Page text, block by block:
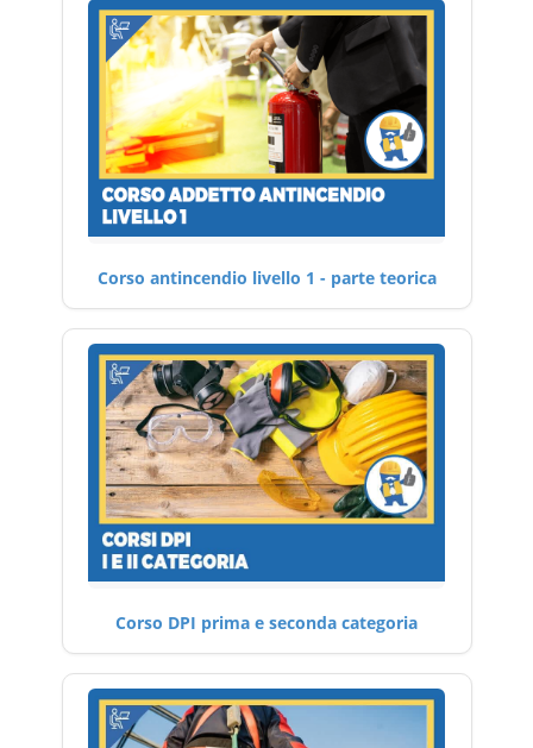
Corso antincendio livello 1 - parte teorica
Corso DPI prima e seconda categoria